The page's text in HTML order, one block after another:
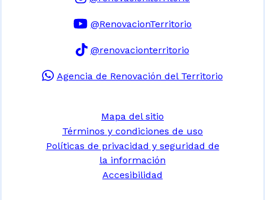
@RenovacionTerritorio
@renovacionterritorio
Agencia de Renovación del Territorio
Mapa del sitio
Términos y condiciones de uso
Políticas de privacidad y seguridad de
la información
Accesibilidad